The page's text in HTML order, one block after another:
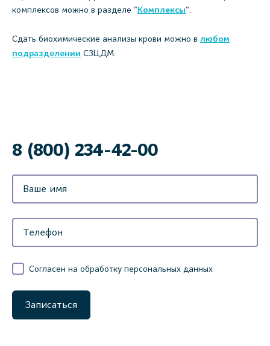
комплексов можно в разделе "Комплексы".
Сдать биохимические анализы крови можно в любом
подразделении СЗЦДМ.
8 (800) 234-42-00
Согласен на обработку персональных данных
Записаться